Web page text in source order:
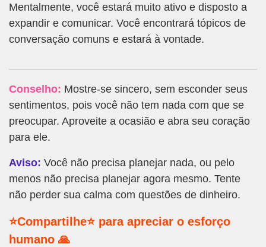
Mentalmente, você estará muito ativo e disposto a
expandir e comunicar. Você encontrará tópicos de
conversação comuns e estará à vontade.
Conselho: Mostre-se sincero, sem esconder seus
sentimentos, pois você não tem nada com que se
preocupar. Aproveite a ocasião e abra seu coração
para ele.
Aviso: Você não precisa planejar nada, ou pelo
menos não precisa planejar agora mesmo. Tente
não perder sua calma com questões de dinheiro.
⭐Compartilhe⭐ para apreciar o esforço
humano 🙏